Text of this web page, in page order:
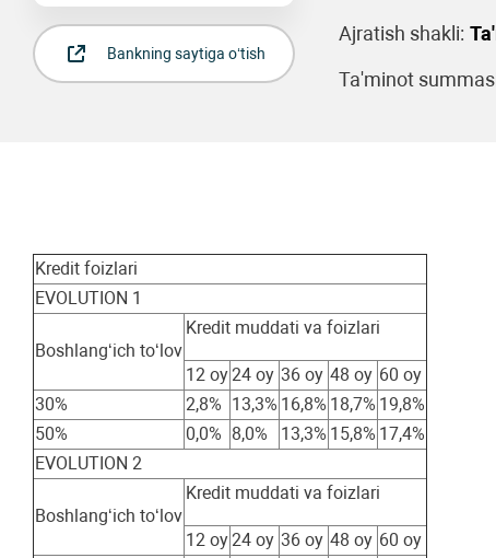
Bankning saytiga o‘tish
Ajratish shakli:
Ta'minot
Kredit foizlari
EVOLUTION 1
Boshlangʻich toʻlov
Kredit muddati va foizlari
12 oy 24 oy 36 oy 48 oy 60 oy
30%
2,8% 13,3% 16,8% 18,7% 19,8%
50%
0,0% 8,0% 13,3% 15,8% 17,4%
EVOLUTION 2
Boshlangʻich toʻlov
Kredit muddati va foizlari
12 oy 24 oy 36 oy 48 oy 60 oy